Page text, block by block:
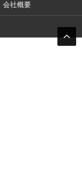
会社概要